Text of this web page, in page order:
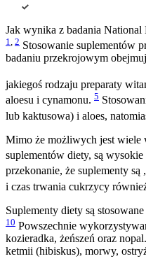
Jak wynika z badania
1 2 Stosowanie suplementów
badaniu przekrojowym
jakiegoś rodzaju preparaty
aloesu i cynamonu. 5
lub kaktusowa) i aloes,
Mimo że możliwych jest wiele
suplementów diety, są
przekonanie, że suplementy
i czas trwania cukrzycy
Suplementy diety są
10 Powszechnie
kozieradka, żeńszeń oraz
ketmii (hibiskus), morwy,